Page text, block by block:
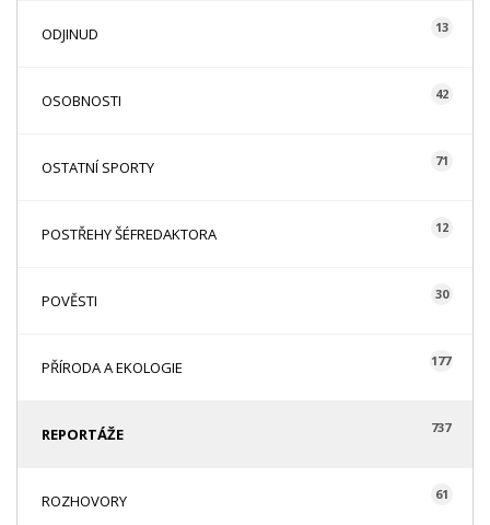
ODJINUD 13
OSOBNOSTI 42
OSTATNÍ SPORTY 71
POSTŘEHY ŠÉFREDAKTORA 12
POVĚSTI 30
PŘÍRODA A EKOLOGIE 177
REPORTÁŽE 737
ROZHOVORY 61